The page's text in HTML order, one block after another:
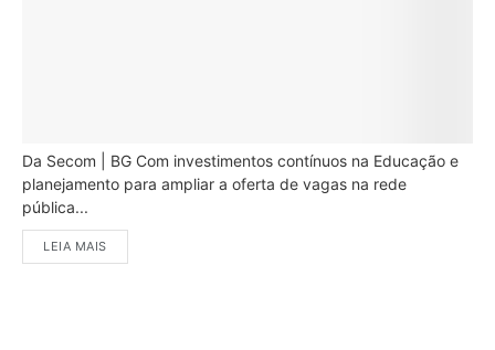
Da Secom | BG Com investimentos contínuos na Educação e
planejamento para ampliar a oferta de vagas na rede
pública...
LEIA MAIS